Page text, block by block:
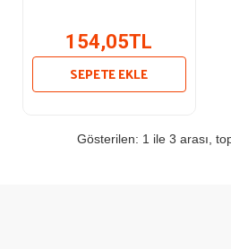
154,05TL
SEPETE EKLE
Gösterilen: 1 ile 3 arası,